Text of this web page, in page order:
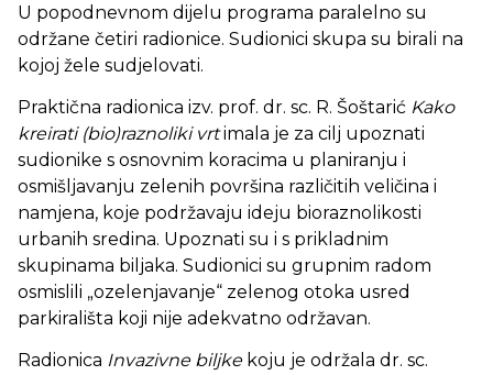
U popodnevnom dijelu programa paralelno su
održane četiri radionice. Sudionici skupa su birali na
kojoj žele sudjelovati.
Praktična radionica izv. prof. dr. sc. R. Šoštarić Kako
kreirati (bio)raznoliki vrtimala je za cilj upoznati
sudionike s osnovnim koracima u planiranju i
osmišljavanju zelenih površina različitih veličina i
namjena, koje podržavaju ideju bioraznolikosti
urbanih sredina. Upoznati su i s prikladnim
skupinama biljaka. Sudionici su grupnim radom
osmislili „ozelenjavanje“ zelenog otoka usred
parkirališta koji nije adekvatno održavan.
Radionica Invazivne biljke koju je održala dr. sc.